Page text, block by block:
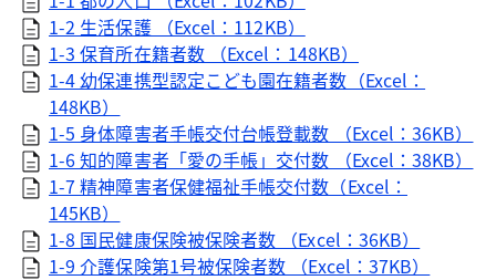
1-2 生活保護 （Excel：112KB）
1-3 保育所在籍者数 （Excel：148KB）
1-4 幼保連携型認定こども園在籍者数（Excel：
148KB）
1-5 身体障害者手帳交付台帳登載数 （Excel：36KB）
1-6 知的障害者「愛の手帳」交付数 （Excel：38KB）
1-7 精神障害者保健福祉手帳交付数（Excel：
145KB）
1-8 国民健康保険被保険者数 （Excel：36KB）
1-9 介護保険第1号被保険者数 （Excel：37KB）